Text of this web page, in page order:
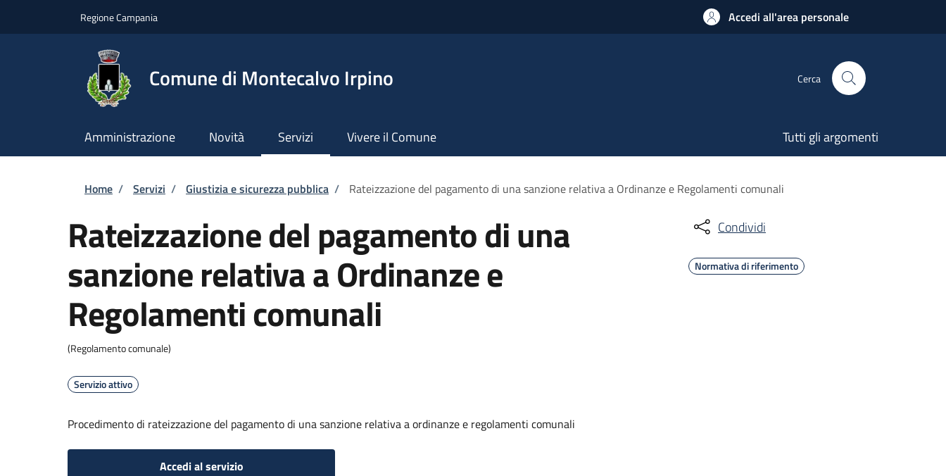
Regione Campania Accedi all'area personale
Comune di Montecalvo Irpino Cerca
Amministrazione Novità Servizi Vivere il Comune Tutti gli argomenti
Briciole di pane
Home / Servizi / Giustizia e sicurezza pubblica / Rateizzazione del pagamento di una sanzione relativa a Ordinanze e Regolamenti comunali
Rateizzazione del pagamento di una
sanzione relativa a Ordinanze e
Regolamenti comunali
(Regolamento comunale)
Servizio attivo
Procedimento di rateizzazione del pagamento di una sanzione relativa a ordinanze e regolamenti comunali
Accedi al servizio
Condividi
Normativa di riferimento